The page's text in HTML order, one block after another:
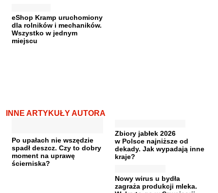
eShop Kramp uruchomiony
dla rolników i mechaników.
Wszystko w jednym
miejscu
INNE ARTYKUŁY AUTORA
Po upałach nie wszędzie
spadł deszcz. Czy to dobry
moment na uprawę
ścierniska?
Zbiory jabłek 2026
w Polsce najniższe od
dekady. Jak wypadają inne
kraje?
Nowy wirus u bydła
zagraża produkcji mleka.